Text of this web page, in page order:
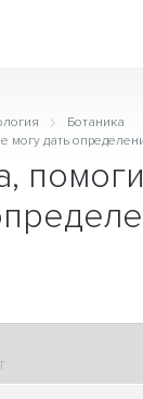
Ботаника
могу дать